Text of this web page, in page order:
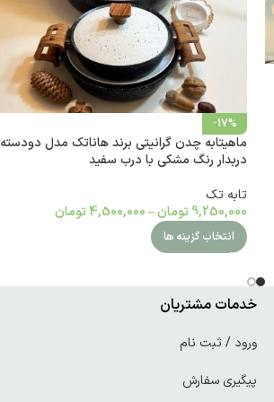
-17%
ماهیتابه چدن گرانیتی برند هاناتک مدل دودسته
دربدار رنگ مشکی با درب سفید
تابه تک
9,250,000 تومان–
4,500,000 تومان
انتخاب گزینه ها
خدمات مشتریان
ورود / ثبت نام
پیگیری سفارش